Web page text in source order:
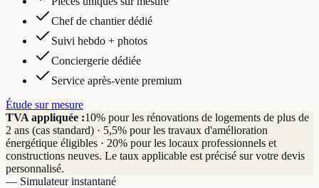
Chef de chantier dédié
Suivi hebdo + photos
Conciergerie dédiée
Service après-vente premium
Étude sur mesure
TVA appliquée :10% pour les rénovations de logements de plus de
2 ans (cas standard) · 5,5% pour les travaux d'amélioration
énergétique éligibles · 20% pour les locaux professionnels et
constructions neuves. Le taux applicable est précisé sur votre devis
personnalisé.
— Simulateur instantané